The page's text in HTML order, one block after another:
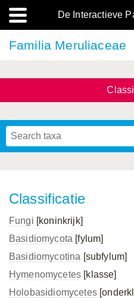
De Interactieve
Familia Meruliaceae
Classificatie
Fungi [koninkrijk]
Basidiomycota [fylum]
Basidiomycotina [subfylum]
Hymenomycetes [klasse]
Holobasidiomycetes